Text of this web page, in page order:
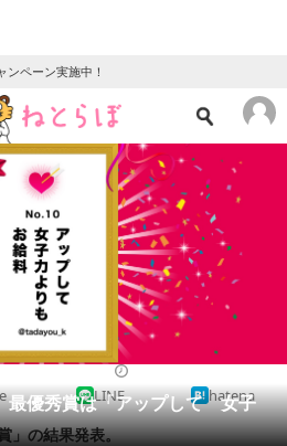
ンペーン実施中！
ニュース
クイズ
地域
教育・育児
リサーチ
優秀賞は「アップして 女子
LINE hatena
」の結果発表。